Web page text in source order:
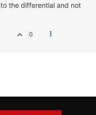
the differential and not
0